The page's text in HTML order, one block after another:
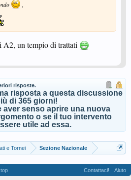
A2, un tempio di trattati
risposte.
risposta a questa discussione
di 365 giorni!
aver senso aprire una nuova
o se il tuo intervento
utile ad essa.
e Tornei Sezione Nazionale
Contattaci!
Aiuto